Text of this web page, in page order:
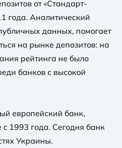
от «Стандарт-
года. Аналитический
данных, помогает
на рынке депозитов: на
рейтинга не было
банков с высокой
европейский банк,
1993 года. Сегодня банк
Украины.